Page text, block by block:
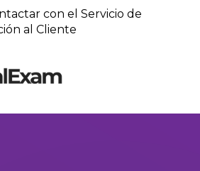
de Mostrar submenú de
con el Servicio de
al Cliente